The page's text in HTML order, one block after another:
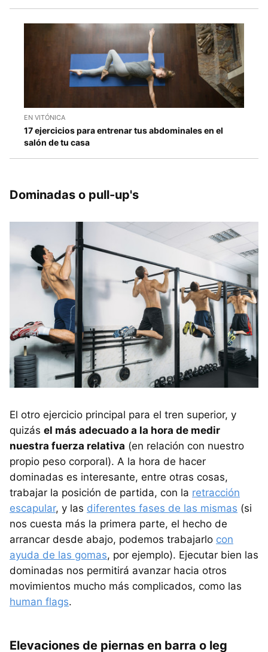
EN VITÓNICA
17 ejercicios para entrenar tus abdominales en el
salón de tu casa
Dominadas o pull-up's
El otro ejercicio principal para el tren superior, y
quizás el más adecuado a la hora de medir
nuestra fuerza relativa (en relación con nuestro
propio peso corporal). A la hora de hacer
dominadas es interesante, entre otras cosas,
trabajar la posición de partida, con la retracción
escapular, y las diferentes fases de las mismas (si
nos cuesta más la primera parte, el hecho de
arrancar desde abajo, podemos trabajarlo con
ayuda de las gomas, por ejemplo). Ejecutar bien las
dominadas nos permitirá avanzar hacia otros
movimientos mucho más complicados, como las
human flags.
Elevaciones de piernas en barra o leg